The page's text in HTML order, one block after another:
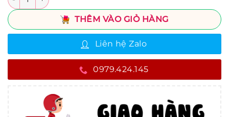
THÊM VÀO GIỎ HÀNG
Liên hệ Zalo
0979.424.145